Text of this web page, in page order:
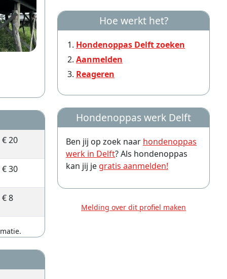
€ 20
€ 30
€ 8
Hoe werkt het?
Hondenoppas Delft zoeken
Aanmelden
Reageren
Hondenoppas werk Delft
Ben jij op zoek naar hondenoppas
werk in Delft? Als hondenoppas
kan jij je gratis aanmelden!
Melding over dit profiel maken